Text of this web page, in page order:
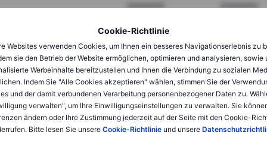
Cookie-Richtlinie
Websites verwenden Cookies, um Ihnen ein besseres Navigationserlebnis zu
sie den Betrieb der Website ermöglichen, optimieren und analysieren, sowie
Werbeinhalte bereitzustellen und Ihnen die Verbindung zu sozialen
Indem Sie "Alle Cookies akzeptieren" wählen, stimmen Sie der
und der damit verbundenen Verarbeitung personenbezogener Daten zu.
verwalten", um Ihre Einwilligungseinstellungen zu verwalten. Sie
ändern oder Ihre Zustimmung jederzeit auf der Seite mit den Cookie-
Bitte lesen Sie unsere Cookie-Richtlinieund unsere
XXXXXXX XXXXXXX
XXXXXXX
XXXXXXX XXXXXXX
XXXXXXX XXXXXXX
XXXXXXX XXXXXXX